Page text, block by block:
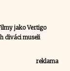
jako Vertigo
diváci museli
reklama